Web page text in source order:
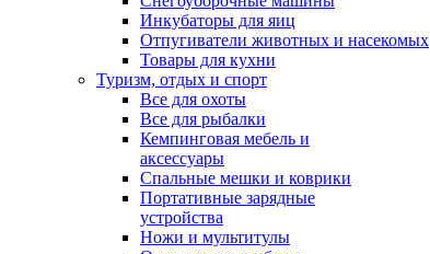
Инкубаторы для яиц
Отпугиватели животных и насекомых
Товары для кухни
Туризм, отдых и спорт
Все для охоты
Все для рыбалки
Кемпинговая мебель и
аксессуары
Спальные мешки и коврики
Портативные зарядные
устройства
Ножи и мультитулы